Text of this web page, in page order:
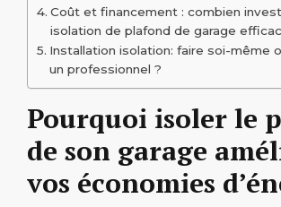
Coût et financement : combien
isolation de plafond de garage
Installation isolation: faire soi-même
un professionnel ?
Pourquoi isoler le
de son garage
vos économies